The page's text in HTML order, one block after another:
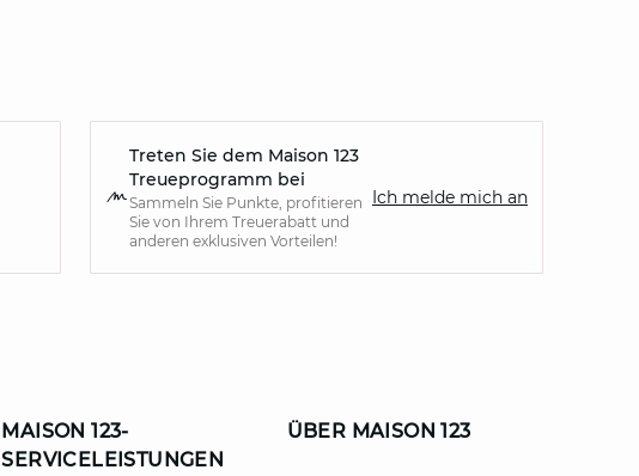
Treten Sie dem Maison 123
Treueprogramm bei
Sammeln Sie Punkte, profitieren
Sie von Ihrem Treuerabatt und
anderen exklusiven Vorteilen!
Ich melde mich an
MAISON 123-
SERVICELEISTUNGEN
ÜBER MAISON 123